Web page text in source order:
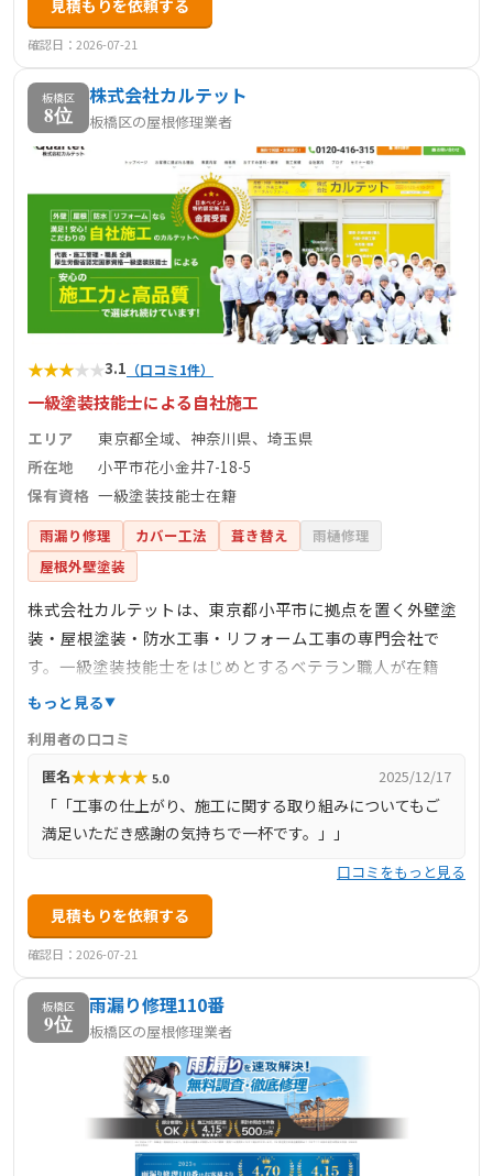
見積もりを依頼する
確認日：2026-07-21
板橋区
8位
株式会社カルテット
板橋区の屋根修理業者
★★★★★3.1 （口コミ1件）
一級塗装技能士による自社施工
エリア
東京都全域、神奈川県、埼玉県
所在地
小平市花小金井7-18-5
保有資格 一級塗装技能士在籍
雨漏り修理 カバー工法 葺き替え
雨樋修理
屋根外壁塗装
株式会社カルテットは、東京都小平市に拠点を置く外壁塗
装・屋根塗装・防水工事・リフォーム工事の専門会社で
す。一級塗装技能士をはじめとするベテラン職人が在籍
し、完全自社施工にこだわっています。訪問診断や見積も
式サイトには多数の施工事例が掲載されており、施工の品
質や実績を確認できます。
もっと見る
利用者の口コミ
匿名★★★★★ 5.0 2025/12/17
「「工事の仕上がり、施工に関する取り組みについてもご
満足いただき感謝の気持ちで一杯です。」」
口コミをもっと見る
見積もりを依頼する
確認日：2026-07-21
板橋区
9位
雨漏り修理110番
板橋区の屋根修理業者